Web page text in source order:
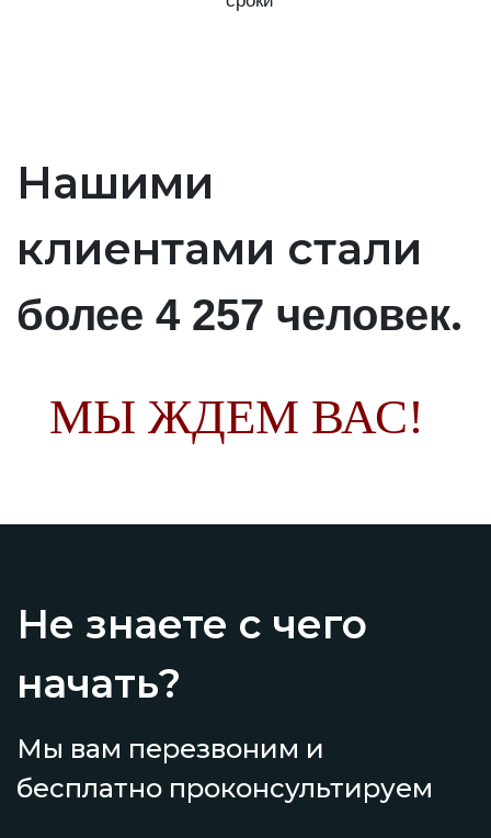
Нашими
клиентами стали
более 4 257 человек.
МЫ ЖДЕМ ВАС!
Не знаете с чего
начать?
Мы вам перезвоним и
бесплатно проконсультируем